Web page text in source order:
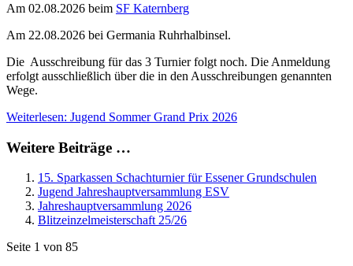
Am 02.08.2026 beim SF Katernberg
Am 22.08.2026 bei Germania Ruhrhalbinsel.
Die Ausschreibung für das 3 Turnier folgt noch. Die Anmeldung
erfolgt ausschließlich über die in den Ausschreibungen genannten
Wege.
Weiterlesen: Jugend Sommer Grand Prix 2026
Weitere Beiträge …
15. Sparkassen Schachturnier für Essener Grundschulen
Jugend Jahreshauptversammlung ESV
Jahreshauptversammlung 2026
Blitzeinzelmeisterschaft 25/26
Seite 1 von 85